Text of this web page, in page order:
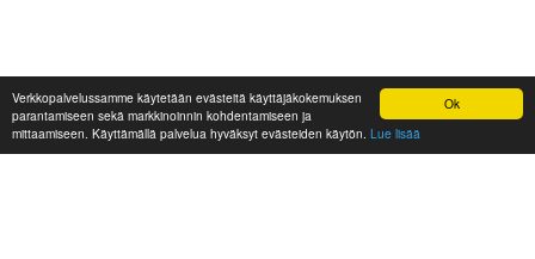
Ok
Verkkopalvelussamme käytetään evästeitä käyttäjäkokemuksen
parantamiseen sekä markkinoinnin kohdentamiseen ja
mittaamiseen. Käyttämällä palvelua hyväksyt evästeiden käytön. Lue lisää